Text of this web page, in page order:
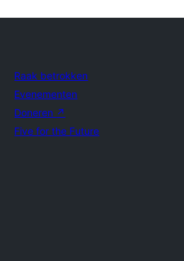
Raak betrokken
Evenementen
Doneren ↗
Five for the Future